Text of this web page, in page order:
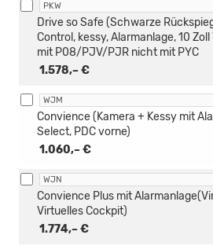
PKW
1.578,– €
Drive so Safe (Schwarze
Control, kessy, Alarmanlage, 10
mit P08/PJV/PJR nicht mit PYC
WJM
1.060,– €
Convience (Kamera + Kessy mit
Select, PDC vorne)
WJN
1.774,– €
Convience Plus mit
Virtuelles Cockpit)